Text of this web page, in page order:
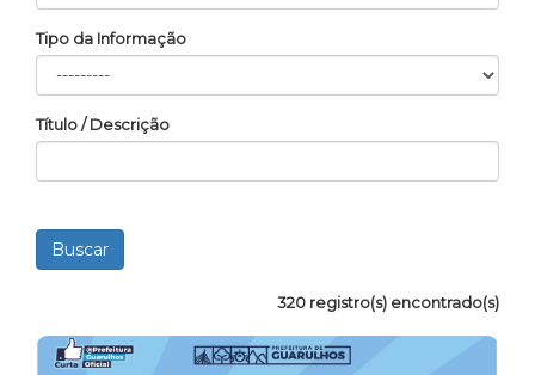
Tipo da Informação
Título / Descrição
320 registro(s) encontrado(s)